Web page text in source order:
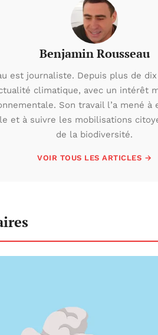
Benjamin Rousseau
est journaliste. Depuis plus de
climatique, avec un intérêt
Son travail l’a mené
et à suivre les mobilisations
de la biodiversité.
VOIR TOUS LES ARTICLES →